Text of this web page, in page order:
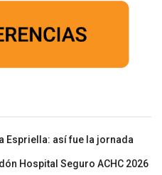
Espriella: así fue la jornada
Hospital Seguro ACHC 2026